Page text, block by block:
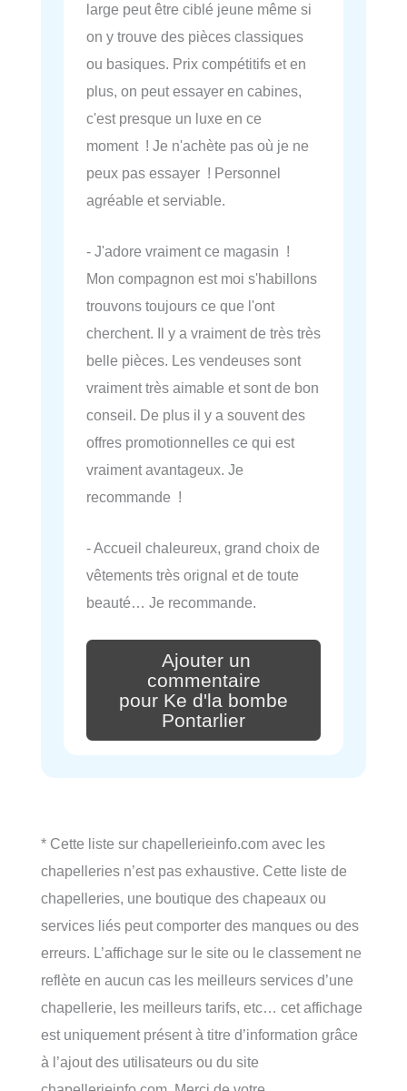
large peut être ciblé jeune même si
on y trouve des pièces classiques
ou basiques. Prix compétitifs et en
plus, on peut essayer en cabines,
c'est presque un luxe en ce
moment ! Je n'achète pas où je ne
peux pas essayer ! Personnel
agréable et serviable.
- J'adore vraiment ce magasin !
Mon compagnon est moi s'habillons
trouvons toujours ce que l'ont
cherchent. Il y a vraiment de très très
belle pièces. Les vendeuses sont
vraiment très aimable et sont de bon
conseil. De plus il y a souvent des
offres promotionnelles ce qui est
vraiment avantageux. Je
recommande !
- Accueil chaleureux, grand choix de
vêtements très orignal et de toute
beauté… Je recommande.
Ajouter un
commentaire
pour Ke d'la bombe
Pontarlier
* Cette liste sur chapellerieinfo.com avec les
chapelleries n’est pas exhaustive. Cette liste de
chapelleries, une boutique des chapeaux ou
services liés peut comporter des manques ou des
erreurs. L’affichage sur le site ou le classement ne
reflète en aucun cas les meilleurs services d’une
chapellerie, les meilleurs tarifs, etc… cet affichage
est uniquement présent à titre d’information grâce
à l’ajout des utilisateurs ou du site